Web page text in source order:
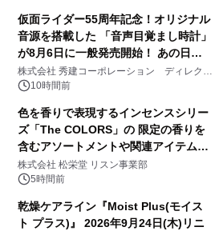
仮面ライダー55周年記念！オリジナル
音源を搭載した 「音声目覚まし時計」
が8月6日に一般発売開始！ あの日の
大興奮が今甦る
株式会社 秀建コーポレーション ディレクト
アートギャラリー
10時間前
色を香りで表現するインセンスシリー
ズ「The COLORS」の 限定の香りを
含むアソートメントや関連アイテムを
8月6日発売
株式会社 松栄堂 リスン事業部
5時間前
乾燥ケアライン『Moist Plus(モイス
ト プラス)』 2026年9月24日(木)リニ